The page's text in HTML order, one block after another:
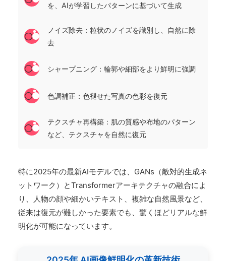
を、AIが学習したパターンに基づいて生成
ノイズ除去：粒状のノイズを識別し、自然に除
去
シャープニング：輪郭や細部をより鮮明に強調
色調補正：色褪せた写真の色彩を復元
テクスチャ再構築：肌の質感や布地のパターン
など、テクスチャを自然に復元
特に2025年の最新AIモデルでは、GANs（敵対的生成ネ
ットワーク）とTransformerアーキテクチャの融合によ
り、人物の顔や細かいテキスト、複雑な自然風景など、
従来は復元が難しかった要素でも、驚くほどリアルな鮮
明化が可能になっています。